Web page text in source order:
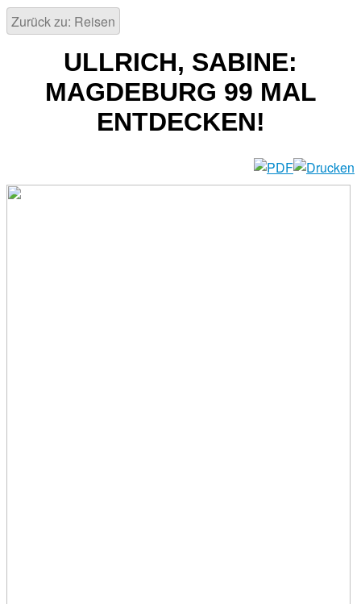
Zurück zu: Reisen
ULLRICH, SABINE:
MAGDEBURG 99 MAL
ENTDECKEN!